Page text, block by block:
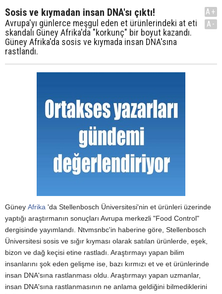
Sosis ve kıymadan insan DNA'sı çıktı!
Avrupa'yı günlerce meşgul eden et ürünlerindeki at eti
skandalı Güney Afrika'da "korkunç" bir boyut kazandı.
Güney Afrika'da sosis ve kıymada insan DNA'sına
rastlandı.
A+
A-
Güney Afrika 'da Stellenbosch Üniversitesi'nin et ürünleri üzerinde
yaptığı araştırmanın sonuçları Avrupa merkezli "Food Control"
dergisinde yayımlandı. Ntvmsnbc'in haberine göre, Stellenbosch
Üniversitesi sosis ve sığır kıyması olarak satılan ürünlerde, eşek,
bizon ve dağ keçisi etine rastladı. Araştırmayı yapan bilim
insanlarını şok eden gelişme ise, bazı kırmızı et ve et ürünlerinde
insan DNA'sına rastlanması oldu. Araştırmayı yapan uzmanlar,
insan DNA'sına rastlanmasının ne anlama geldiğini bilmediklerini